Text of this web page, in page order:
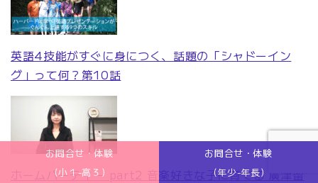
英語4技能がすぐに身につく、話題の「シャドーイン
グ」って何？第10話
ホームパーティー part2 音楽好きな子に育てる 廣津留
お問合せ・体験
(小１-高３)
お問合せ・体験
(年少-年長)